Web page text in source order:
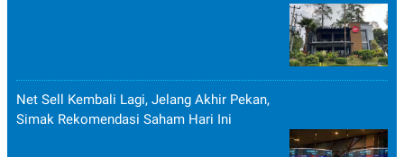
Net Sell Kembali Lagi, Jelang Akhir Pekan,
Simak Rekomendasi Saham Hari Ini